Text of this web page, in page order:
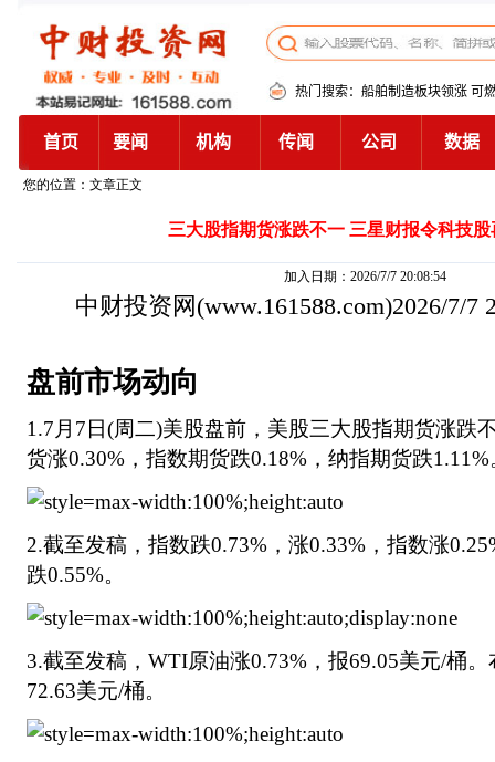
您的位置：文章正文
三大股指期货涨跌不一 三星财报令科技
加入日期：2026/7/7 20:08:54
中财投资网 (www.161588.com)2026/7/7
盘前市场动向
1.7月7日(周二)美股盘前，美股三大股指期货涨跌
货涨0.30%，指数期货跌0.18%，纳指期货跌1.11%
2.截至发稿，指数跌0.73%，涨0.33%，指数涨
跌0.55%。
3.截至发稿，WTI原油涨0.73%，报69.05美元/桶
72.63美元/桶。